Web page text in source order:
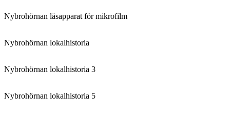
Nybrohörnan läsapparat för mikrofilm
Nybrohörnan lokalhistoria
Nybrohörnan lokalhistoria 3
Nybrohörnan lokalhistoria 5